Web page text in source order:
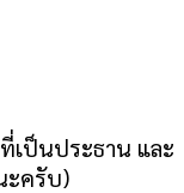
เป็นประธาน และ
ะครับ)